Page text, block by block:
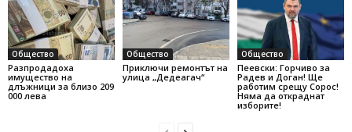
Общество
Разпродадоха
имущество на
длъжници за близо 209
000 лева
Общество
Приключи ремонтът на
улица „Дедеагач“
Общество
Пеевски: Горчиво за
Радев и Доган! Ще
работим срещу Сорос!
Няма да откраднат
изборите!